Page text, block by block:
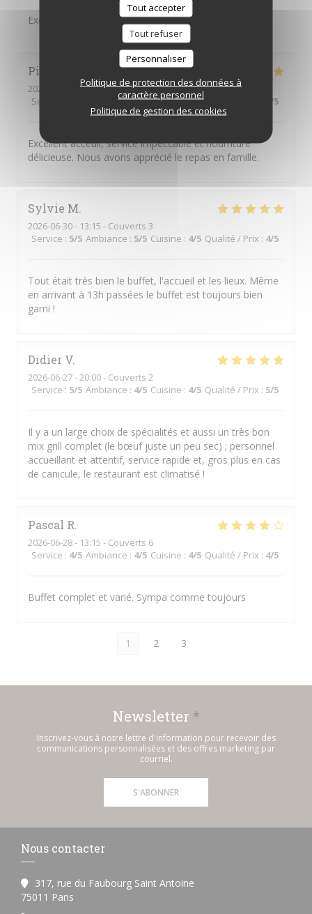
Tout accepter
Tout refuser
Personnaliser
Politique de protection des données à
caractère personnel
Politique de gestion des cookies
Excellent mezze comme d‘habitude
Pierre
2026-07-05
- 12:00 - Couverts 9
Service
Ambiance:5/5 Cuisine:5/5 /5
Excellent acceuil, service impeccable et nourriture
délicieuse. Nous avons apprécié le repas en famille.
Sylvie M
2026-06-30- 13:15 - Couverts 3
Service : 5/5 Ambiance : 5/5 Cuisine : 4/5 Qualité / Prix : 4/5
Tout était très bien le buffet, l'accueil et les lieux. Même
en arrivant à 13h passées le buffet est toujours bien
garni !
Didier V
2026-06-27- 20:00 - Couverts 2
Service : 5/5 Ambiance : 4/5 Cuisine : 4/5 Qualité / Prix : 5/5
Il y a un large choix de spécialités et aussi un très bon
mix grill complet (le bœuf juste un peu sec) ; personnel
accueillant et attentif, service rapide et, gros plus en cas
de canicule, le restaurant est climatisé !
Pascal R
2026-06-28- 13:15 - Couverts 6
Service : 4/5 Ambiance : 4/5 Cuisine : 4/5 Qualité / Prix : 4/5
Buffet complet et varié. Sympa comme toujours
1 2 3
Newsletter *
Inscrivez-vous à notre lettre d'information pour recevoir des
communications personnalisées et des offres marketing par
courriel.
S'ABONNER
Nous contacter
317, rue du Faubourg Saint Antoine
75011 Paris